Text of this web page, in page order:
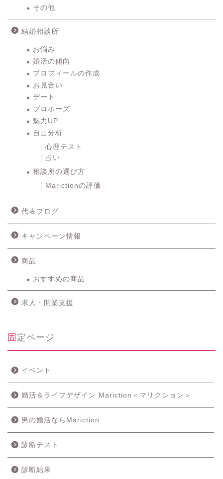
その他
結婚相談所
お悩み
婚活の傾向
プロフィールの作成
お見合い
デート
プロポーズ
魅力UP
自己分析
心理テスト
占い
相談所の選び方
Marictionの評価
代表ブログ
キャンペーン情報
商品
おすすめの商品
求人・開業支援
固定ページ
イベント
婚活＆ライフデザイン Mariction＜マリクション＞
男の婚活ならMariction
診断テスト
診断結果